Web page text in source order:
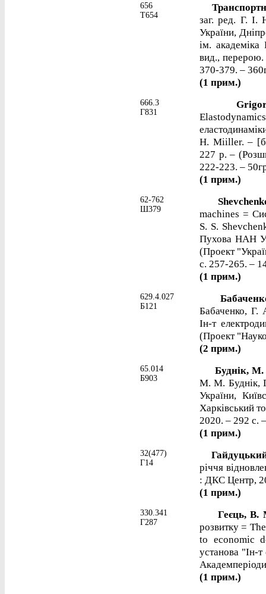
656
Т654
заг. ред. Г. І.
України,
ім.
вид., перерою.
370-379. –
(1 прим.)
666.3
Г831
H. Miiller. –
227 p. –
222-223. –
(1 прим.)
62-762
Ш379
machines =
S. S.
Пухова НАН
(Проект
с. 257-265. –
(1 прим.)
629.4.027
Б121
Бабаченко, Г.
Ін-т
(Проект
(2 прим.)
65.014
Б903
Буднік,
М. М. Буднік,
України,
Харківський
2020. – 292 с.
(1 прим.)
32(477)
Г14
річчя
: ДКС Центр,
(1 прим.)
330.341
Г287
Геєць,
розвитку =
to economic
установа "Ін-
(1 прим.)